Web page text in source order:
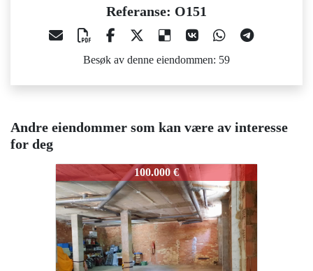
Referanse: O151
Besøk av denne eiendommen: 59
Andre eiendommer som kan være av interesse
for deg
O151
100.000 €
O151 180.000 €